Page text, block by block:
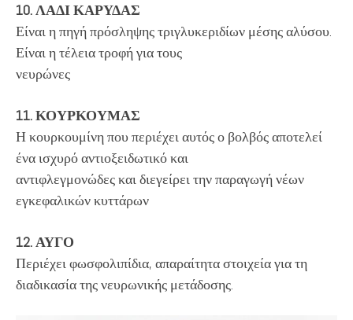
10. ΛΑΔΙ ΚΑΡΥΔΑΣ
Είναι η πηγή πρόσληψης τριγλυκεριδίων μέσης αλύσου.
Είναι η τέλεια τροφή για τους
νευρώνες
11. ΚΟΥΡΚΟΥΜΑΣ
Η κουρκουμίνη που περιέχει αυτός ο βολβός αποτελεί
ένα ισχυρό αντιοξειδωτικό και
αντιφλεγμονώδες και διεγείρει την παραγωγή νέων
εγκεφαλικών κυττάρων
12. ΑΥΓΟ
Περιέχει φωσφολιπίδια, απαραίτητα στοιχεία για τη
διαδικασία της νευρωνικής μετάδοσης.